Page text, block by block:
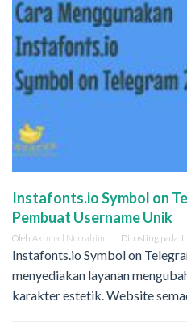
Instafonts.io Symbol on
Pembuat Username Unik
Oleh Akhmad Norrahim Diposting pada
Instafonts.io Symbol on
menyediakan layanan
karakter estetik. Website